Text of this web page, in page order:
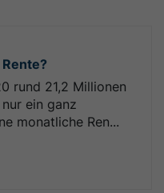
rund 21,2 Millionen
ein ganz
monatliche Ren...